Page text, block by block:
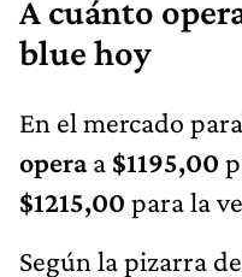
A cuánto
blue hoy
En el mercado
operaa $1195,00
$1215,00 para la
Según la pizarra